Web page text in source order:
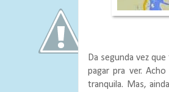
Da segunda vez
pagar pra ver.
tranquila. Mas,